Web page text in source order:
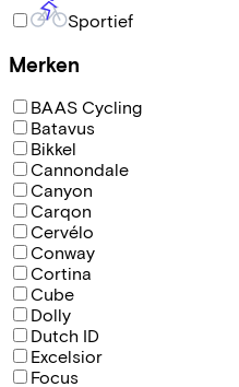
Sportief
Merken
BAAS Cycling
Batavus
Bikkel
Cannondale
Canyon
Carqon
Cervélo
Conway
Cortina
Cube
Dolly
Dutch ID
Excelsior
Focus